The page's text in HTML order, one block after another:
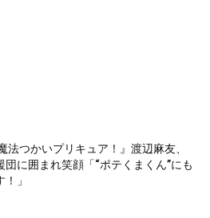
法つかいプリキュア！』渡辺麻友、
団に囲まれ笑顔「“ポテくまくん”にも
」